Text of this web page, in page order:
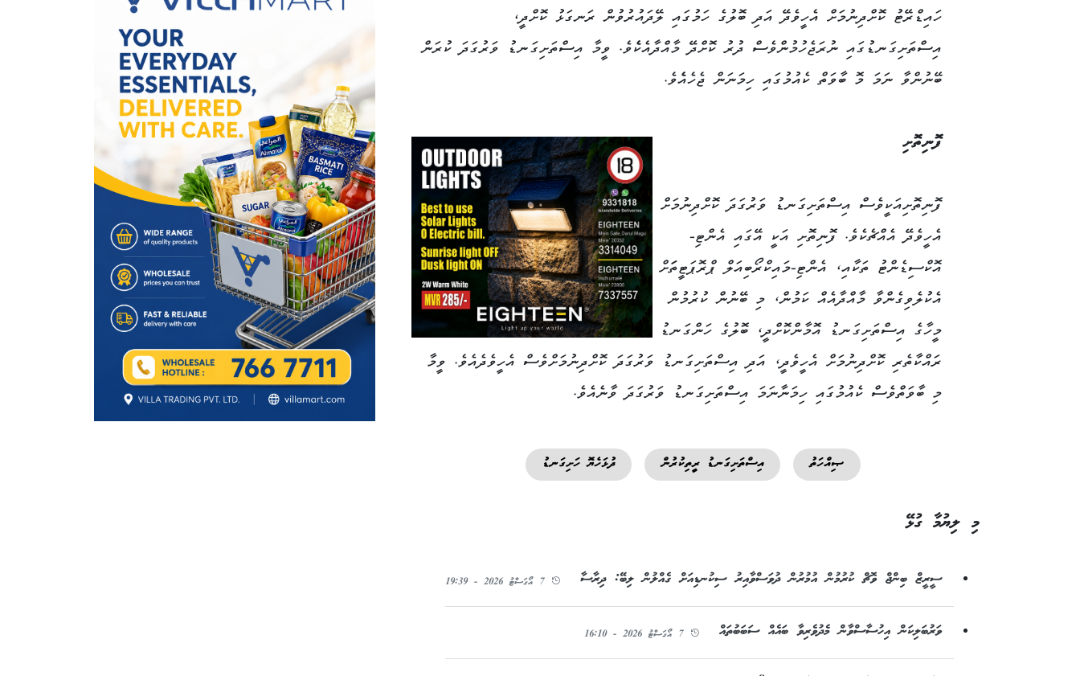
ހައިޑްރޭޓު ކޮށްދިނުމަށް އެހީވެދޭ އަދި ބޮލުގެ ހަމުގައި ލޭދައުރުވުން ރަނގަޅު ކޮށްދީ،
އިސްތަށިގަނޑުގައި ނުރަޖެހުމުންވެސް ދުރު ކޮށްދޭ މާއްދާއެކެެވެ. ވީމާ އިސްތަށިގަނޑު ވަރުގަދަ ކުރަން
ބޭނުންވާ ނަމަ މޮ ބާވަތް ކެއުމުގައި ހިމަނަން ޖެހެއެެވެ.
ފޮނިތޮށި
ފޮނިތޮށިއަކީވެސް އިސްތަށިގަނޑު ވަރުގަދަ ކޮށްދިނުމަށް
އެހީވެދޭ އެއްޗެކެވެ. ފޮނިތޮށި އަކީ އޭގައި އެންޓި-
އޮކްސިޑެންޓު ތަކާއި، އެންޓި-މައިކްރޯބިއަލް ޕްރޮޕަޓީތަަށް
އެކުލެވިގެންވާ މާއްދާއެއް ކަމުން، މި ބޭނުން ކުރުމުން
މީހާގެ އިސްތަށިގަނޑު އޮމާންކޮށްދީ، ބޮލުގެ ހަންގަނޑު
ރައްކާތެރި ކޮށްދިނުމަށް އެހީވެދީ، އަދި އިސްތަށިގަނޑު ވަރުގަދަ ކޮށްދިނުމަށްވެސް އެހީވެދެއެވެ. ވީމާ
މި ބާވަތްވެސް ކެއުމުގައި ހިމަނާނަމަ އިސްތަށިގަނޑު ވަރުގަދަ ވާނެއެވެ.
ޞިއްހަތު އިސްތަށިގަނޑު ރީތިކުރުން ދުޅަހެޔޮ ހަށިގަނޑު
މި ލިޔުމާ ގުޅޭ
ސީރީޒް ބިންޖް ވޮޗް ކުރުމުން އުމުރުން ދުވަސްވާއިރު ސިކުނޑިއަށް ގެއްލުން ލިބޭ: ދިރާސާ 7 އޯގަސްޓު 2026 - 19:39
ވަރުބަލިކަން އިހުސާސްވާން މެދުވެރިވާ ބައެއް ސަބަބުތައް 7 އޯގަސްޓު 2026 - 16:10